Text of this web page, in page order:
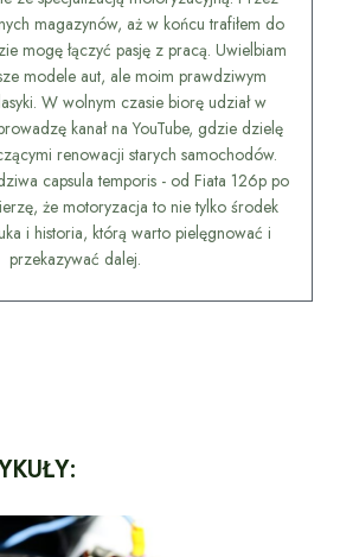
magazynów, aż w końcu trafiłem do
mogę łączyć pasję z pracą. Uwielbiam
modele aut, ale moim prawdziwym
W wolnym czasie biorę udział w
kanał na YouTube, gdzie dzielę
renowacji starych samochodów.
capsula temporis - od Fiata 126p po
że motoryzacja to nie tylko środek
i historia, którą warto pielęgnować i
przekazywać dalej.